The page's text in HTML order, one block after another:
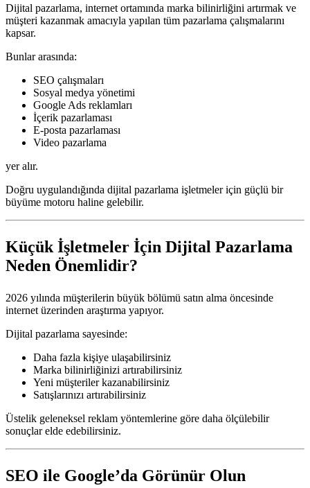
Dijital pazarlama, internet ortamında marka bilinirliğini artırmak ve
müşteri kazanmak amacıyla yapılan tüm pazarlama çalışmalarını
kapsar.
Bunlar arasında:
SEO çalışmaları
Sosyal medya yönetimi
Google Ads reklamları
İçerik pazarlaması
E-posta pazarlaması
Video pazarlama
yer alır.
Doğru uygulandığında dijital pazarlama işletmeler için güçlü bir
büyüme motoru haline gelebilir.
Küçük İşletmeler İçin Dijital Pazarlama
Neden Önemlidir?
2026 yılında müşterilerin büyük bölümü satın alma öncesinde
internet üzerinden araştırma yapıyor.
Dijital pazarlama sayesinde:
Daha fazla kişiye ulaşabilirsiniz
Marka bilinirliğinizi artırabilirsiniz
Yeni müşteriler kazanabilirsiniz
Satışlarınızı artırabilirsiniz
Üstelik geleneksel reklam yöntemlerine göre daha ölçülebilir
sonuçlar elde edebilirsiniz.
SEO ile Google’da Görünür Olun